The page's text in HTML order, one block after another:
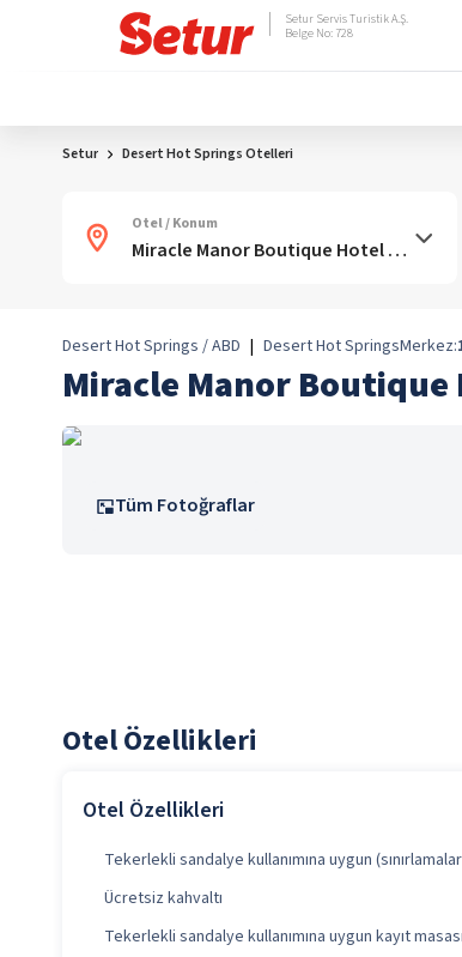
Setur Servis Turistik A.Ş.
Belge No: 728
Setur Desert Hot Springs Otelleri
Otel / Konum
Desert Hot Springs / ABD | Desert Hot SpringsMerkez:
Miracle Manor Boutique
Tüm Fotoğraflar
Otel Özellikleri
Otel Özellikleri
Tekerlekli sandalye kullanımına uygun
Ücretsiz kahvaltı
Tekerlekli sandalye kullanımına uygun kayıt masası